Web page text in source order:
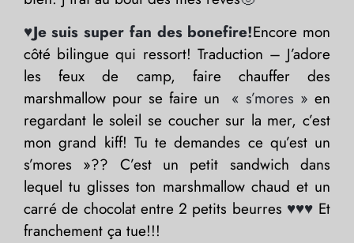
♥Je suis super fan des bonefire!Encore mon
côté bilingue qui ressort! Traduction – J’adore
les feux de camp, faire chauffer des
marshmallow pour se faire un
« s’mores » en
regardant le soleil se coucher sur la mer, c’est
mon grand kiff! Tu te demandes ce qu’est un
s’mores »?? C’est un petit sandwich dans
lequel tu glisses ton marshmallow chaud et un
carré de chocolat entre 2 petits beurres ♥♥♥ Et
franchement ça tue!!!